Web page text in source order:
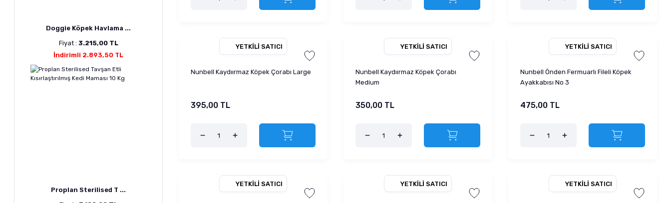
Doggie Köpek Havlama ...
Fiyat : 3.215,00 TL
İndirimli 2.893,50 TL
Proplan Sterilised T ...
YETKILI SATICI
Nunbell Kaydıırmaz Köpek Çorabı Large
395,00 TL
YETKILI SATICI
Nunbell Kaydıırmaz Köpek Çorabı
Medium
350,00 TL
YETKILI SATICI
Nunbell Önden Fermuarlı Fileli Köpek
Ayakkabısı No 3
475,00 TL
YETKILI SATICI YETKILI SATICI YETKILI SATICI